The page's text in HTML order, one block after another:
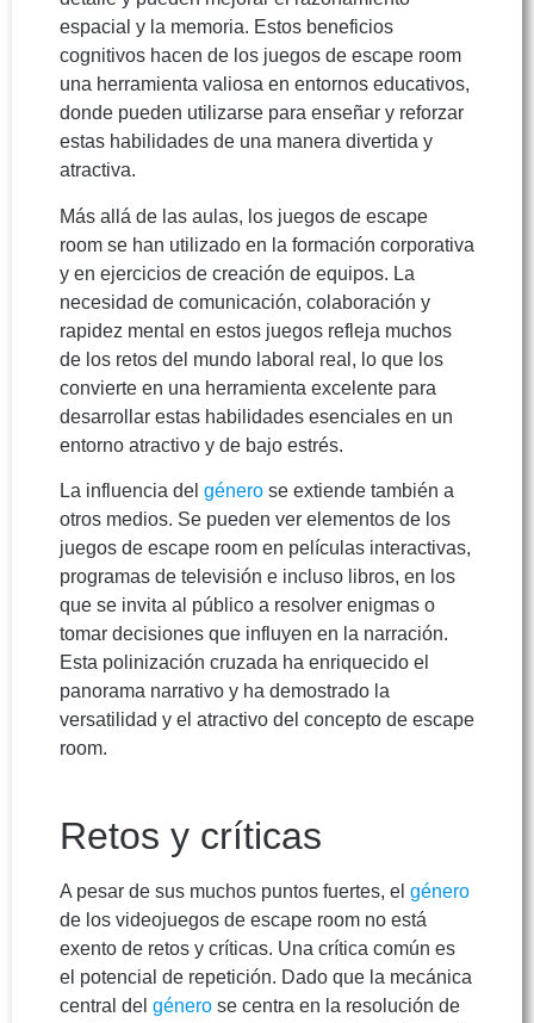
espacial y la memoria. Estos beneficios
cognitivos hacen de los juegos de escape room
una herramienta valiosa en entornos educativos,
donde pueden utilizarse para enseñar y reforzar
estas habilidades de una manera divertida y
atractiva.
Más allá de las aulas, los juegos de escape
room se han utilizado en la formación corporativa
y en ejercicios de creación de equipos. La
necesidad de comunicación, colaboración y
rapidez mental en estos juegos refleja muchos
de los retos del mundo laboral real, lo que los
convierte en una herramienta excelente para
desarrollar estas habilidades esenciales en un
entorno atractivo y de bajo estrés.
La influencia del género se extiende también a
otros medios. Se pueden ver elementos de los
juegos de escape room en películas interactivas,
programas de televisión e incluso libros, en los
que se invita al público a resolver enigmas o
tomar decisiones que influyen en la narración.
Esta polinización cruzada ha enriquecido el
panorama narrativo y ha demostrado la
versatilidad y el atractivo del concepto de escape
room.
Retos y críticas
A pesar de sus muchos puntos fuertes, el género
de los videojuegos de escape room no está
exento de retos y críticas. Una crítica común es
el potencial de repetición. Dado que la mecánica
central del género se centra en la resolución de